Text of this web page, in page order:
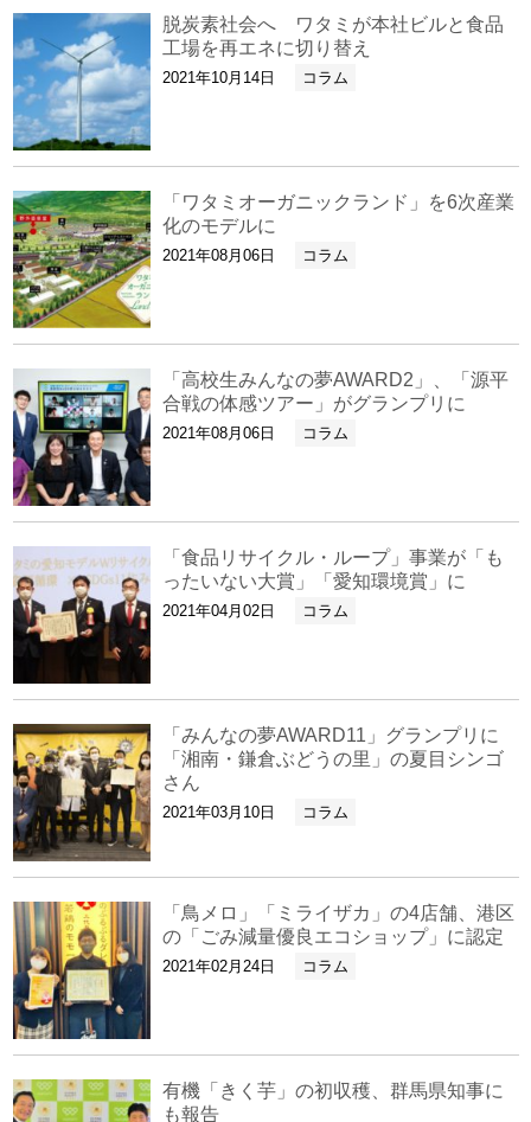
脱炭素社会へ ワタミが本社ビルと食品
工場を再エネに切り替え
2021年10月14日 コラム
「ワタミオーガニックランド」を6次産業
化のモデルに
2021年08月06日 コラム
「高校生みんなの夢AWARD2」、「源平
合戦の体感ツアー」がグランプリに
2021年08月06日 コラム
「食品リサイクル・ループ」事業が「も
ったいない大賞」「愛知環境賞」に
2021年04月02日 コラム
「みんなの夢AWARD11」グランプリに
「湘南・鎌倉ぶどうの里」の夏目シンゴ
さん
2021年03月10日 コラム
「鳥メロ」「ミライザカ」の4店舗、港区
の「ごみ減量優良エコショップ」に認定
2021年02月24日 コラム
有機「きく芋」の初収穫、群馬県知事に
も報告